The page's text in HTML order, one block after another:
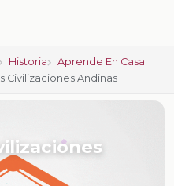
Historia
Aprende En Casa
Civilizaciones Andinas